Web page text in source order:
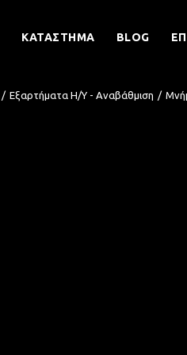
ΚΑΤΆΣΤΗΜΑ BLOG
Εξαρτήματα Η/Υ - Αναβάθμιση